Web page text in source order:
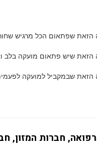
הזאת שפתאום הכל מרגיש
שיש פתאום מועקה בלב
שבמקביל למועקה
חברות המזון,